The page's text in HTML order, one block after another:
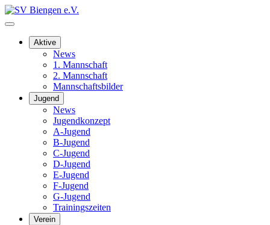
Aktive
News
1. Mannschaft
2. Mannschaft
Mannschaftsbilder
Jugend
News
Jugendkonzept
A-Jugend
B-Jugend
C-Jugend
D-Jugend
E-Jugend
F-Jugend
G-Jugend
Trainingszeiten
Verein